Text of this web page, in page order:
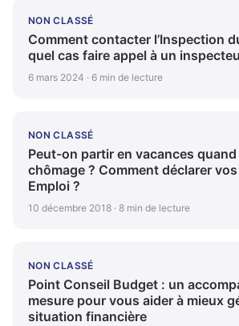
NON CLASSÉ
Comment contacter l’Inspection
quel cas faire appel à un
6 mars 2024 · 6 min de lecture
NON CLASSÉ
Peut-on partir en vacances
chômage ? Comment déclarer
Emploi ?
10 décembre 2018 · 8 min de lecture
NON CLASSÉ
Point Conseil Budget : un
mesure pour vous aider à mieux
situation financière